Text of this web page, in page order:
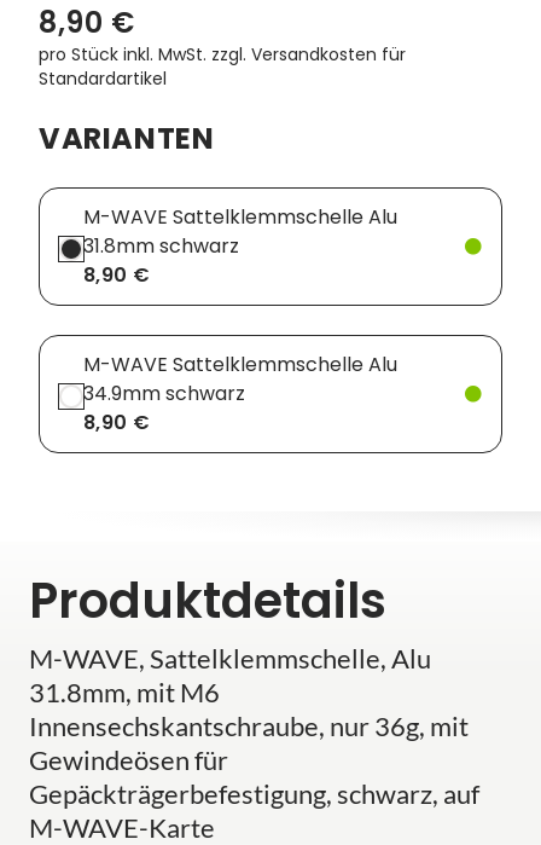
8,90 €
pro Stück inkl. MwSt. zzgl. Versandkosten für
Standardartikel
VARIANTEN
M-WAVE Sattelklemmschelle Alu
31.8mm schwarz
8,90 €
M-WAVE Sattelklemmschelle Alu
34.9mm schwarz
8,90 €
Produktdetails
M-WAVE, Sattelklemmschelle, Alu
31.8mm, mit M6
Innensechskantschraube, nur 36g, mit
Gewindeösen für
Gepäckträgerbefestigung, schwarz, auf
M-WAVE-Karte